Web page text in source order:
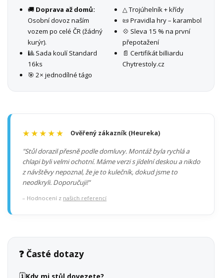
🚚 Doprava až domů:
Osobní dovoz naším
vozem po celé ČR (žádný
kurýr).
🎱 Sada koulí Standard
16ks
🎯 2× jednodílné tágo
△ Trojúhelník + křídy
📜 Pravidla hry – karambol
💠 Sleva 15 % na první
přepotažení
📄 Certifikát billiardu
Chytrestoly.cz
★★★★★ Ověřený zákazník (Heureka)
"Stůl dorazil přesně podle domluvy. Montáž byla rychlá a
chlapi byli velmi ochotní. Máme verzi s jídelní deskou a nikdo
z návštěvy nepoznal, že je to kulečník, dokud jsme to
neodkryli. Doporučuji!"
– Hodnocení z našich referencí
❓ Časté dotazy